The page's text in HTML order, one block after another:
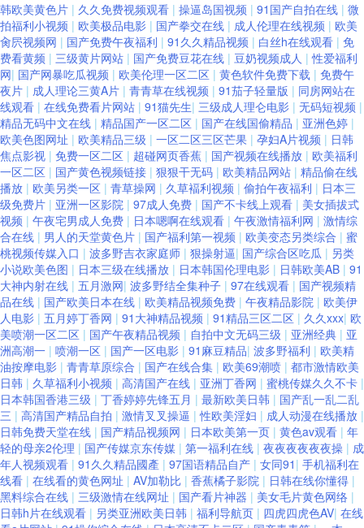
韩欧美黄色片 | 久久免费视频观看 | 操逼岛国视频 | 91国产自拍在线 | 微
拍福利小视频 | 欧美极品电影 | 国产拳交在线 | 成人伦理在线视频 | 欧美
肏屄视频网 | 国产免费午夜福利 | 91久久精品视频 | 白丝h在线观看 | 免
费看黄频 | 三级黄片网站 | 国产免费豆花在线 | 豆奶视频成人 |性爱福利
网| 国产网暴吃瓜视频 | 欧美伦理一区二区 | 黄色软件免费下载 | 免费午
夜片 | 成人理论三黄A片 | 青青草在线视频 | 91茄子轻量版 | 同房网站在
线观看 | 在线免费看片网站 | 91猫先生| 三级成人理仑电影 | 无码短视频 |
精品无码中文在线 | 精品国产一区二区 | 国产在线国偷精品 | 亚洲色婷 |
欧美色图网址 | 欧美精品三级 | 一区二区三区芒果 | 孕妇A片视频 | 日韩
焦点影视 | 免费一区二区 | 超碰网页香蕉 | 国产视频在线播放 | 欧美福利
一区二区 | 国产黄色视频链接 | 狠狠干无码 | 欧美精品网站 | 精品偷在线
播放 | 欧美另类一区 | 青草操网 | 久草褔利视频 | 偷拍午夜福利 | 日本三
级免费片 | 亚洲一区影院 | 97成人免费 | 国产不卡线上观看 | 美女插拔式
视频 | 午夜宅男成人免费 | 日本嗯啊在线观看 | 午夜激情福利网 | 激情综
合在线 | 男人的天堂黄色片 | 国产福利第一视频 | 欧美变态另类综合 | 蜜
桃视频传媒入口 | 波多野吉衣家庭师 | 狠操射逼| 国产综合区吃瓜 | 另类
小说欧美色图 | 日本三级在线播放 | 日本韩国伦理电影 | 日韩欧美AB | 91
大神内射在线 | 五月激网| 波多野结全集种子 | 97在线观看 | 国产视频精
品在线 | 国产欧美日本在线 | 欧美精品视频免费 | 午夜精品影院 | 欧美伊
人电影 | 五月婷丁香网 | 91大神精品视频 | 91精品三区二区 | 久久xxx| 欧
美喷潮一区二区 | 国产午夜精品视频 | 自拍中文无码三级 | 亚洲经典 | 亚
洲高潮一 | 喷潮一区 | 国产一区电影 | 91麻豆精品| 波多野福利 | 欧美精
油按摩电影 | 青青草原综合 | 国产在线合集 | 欧美69潮喷 | 都市激情欧美
日韩 | 久草福利小视频 | 高清国产在线 | 亚洲丁香网 | 蜜桃传媒久久不卡 |
日本韩国香港三级 | 丁香婷婷先锋五月 | 最新欧美日韩 | 国产乱一乱二乱
三 | 高清国产精品自拍 | 激情叉叉操逼 |性欧美淫妇 | 成人动漫在线播放 |
日韩免费天堂在线 | 国产精品视频网 | 日本欧美第一页 | 黄色av观看 | 年
轻的母亲2伦理 | 国产传媒京东传媒 | 第一福利在线 | 夜夜夜夜夜夜操 | 成
年人视频观看 | 91久久精品國產 | 97国语精品自产 | 女同91 | 手机福利在
线看 | 在线看的黄色网址 | AV加勒比 | 香蕉橘子影院 | 日韩在线你懂得 |
黑料综合在线 | 三级激情在线网址 | 国产看片神器 | 美女毛片黄色网络 |
日韩h片在线观看 | 另类亚洲欧美日韩 | 福利导航页 | 四虎四虎色AV| 在线